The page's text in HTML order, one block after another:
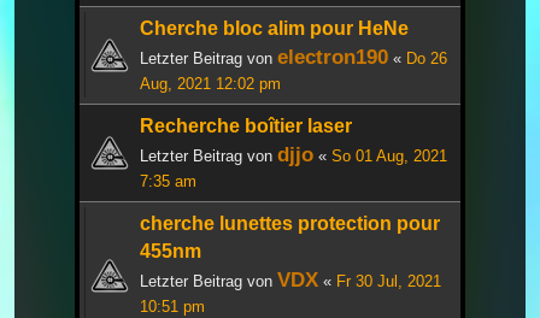
Cherche bloc alim pour HeNe
Letzter Beitrag von electron190 « Do 26
Aug, 2021 12:02 pm
Recherche boîtier laser
Letzter Beitrag von djjo « So 01 Aug, 2021
7:35 am
cherche lunettes protection pour
455nm
Letzter Beitrag von VDX « Fr 30 Jul, 2021
10:51 pm